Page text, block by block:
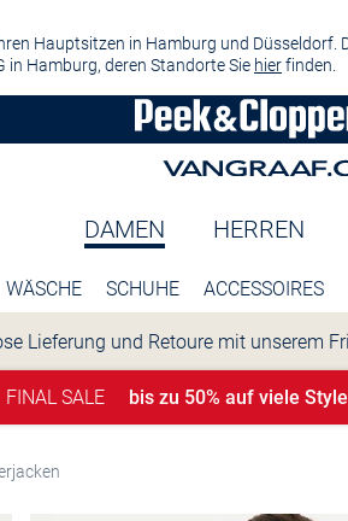
Hauptsitzen in Hamburg und Düsseldorf.
in Hamburg, deren Standorte Sie hierfinden.
DAMEN HERREN
WÄSCHE SCHUHE ACCESSOIRES
Lieferung und Retoure mit unserem
FINAL SALE bis zu 50% auf viele